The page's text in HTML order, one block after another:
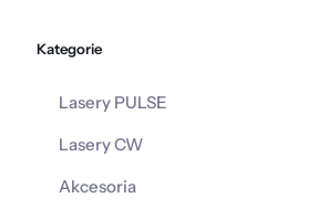
Kategorie
Lasery PULSE
Lasery CW
Akcesoria